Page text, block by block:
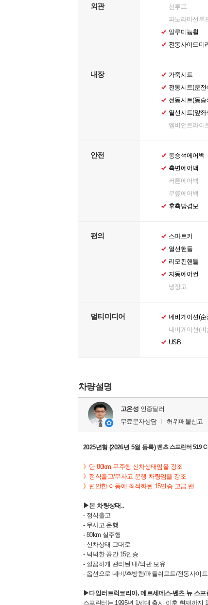
외관
선루프
파노라마선루
알루미늄휠
전동사이드미
내장
가죽시트
전동시트(운전
전동시트(동승
열선시트(앞좌
엠비언트라이
안전
동승석에어백
측면에어백
커튼에어백
무릎에어백
후측방경보
편의
스마트키
열선핸들
리모컨핸들
자동에어컨
냉장고
멀티미디어
네비게이션(순
네비게이션(비
USB
차량설명
고온성 인증딜러
무료문자상담
허위매물신고
2025년형 (2026년 5월 등록) 벤츠 스프린터 519
》단 80km 무주행 신차상태임을 강조
》정식출고/무사고 운행 차량임을 강조
》편안한 이동에 최적화된 15인승 고급 밴
▶본 차량상태..
- 정식출고
- 무사고 운행
- 80km 실주행
- 신차상태 그대로
- 넉넉한 공간 15인승
- 깔끔하게 관리된 내/외관 보유
- 옵션으로 네비/후방캠/패들쉬프트/전동사이
▶다임러트럭코리아, 메르세데스-벤츠 뉴 스프
스프린터는 1995년 1세대 출시 이후 현재까지